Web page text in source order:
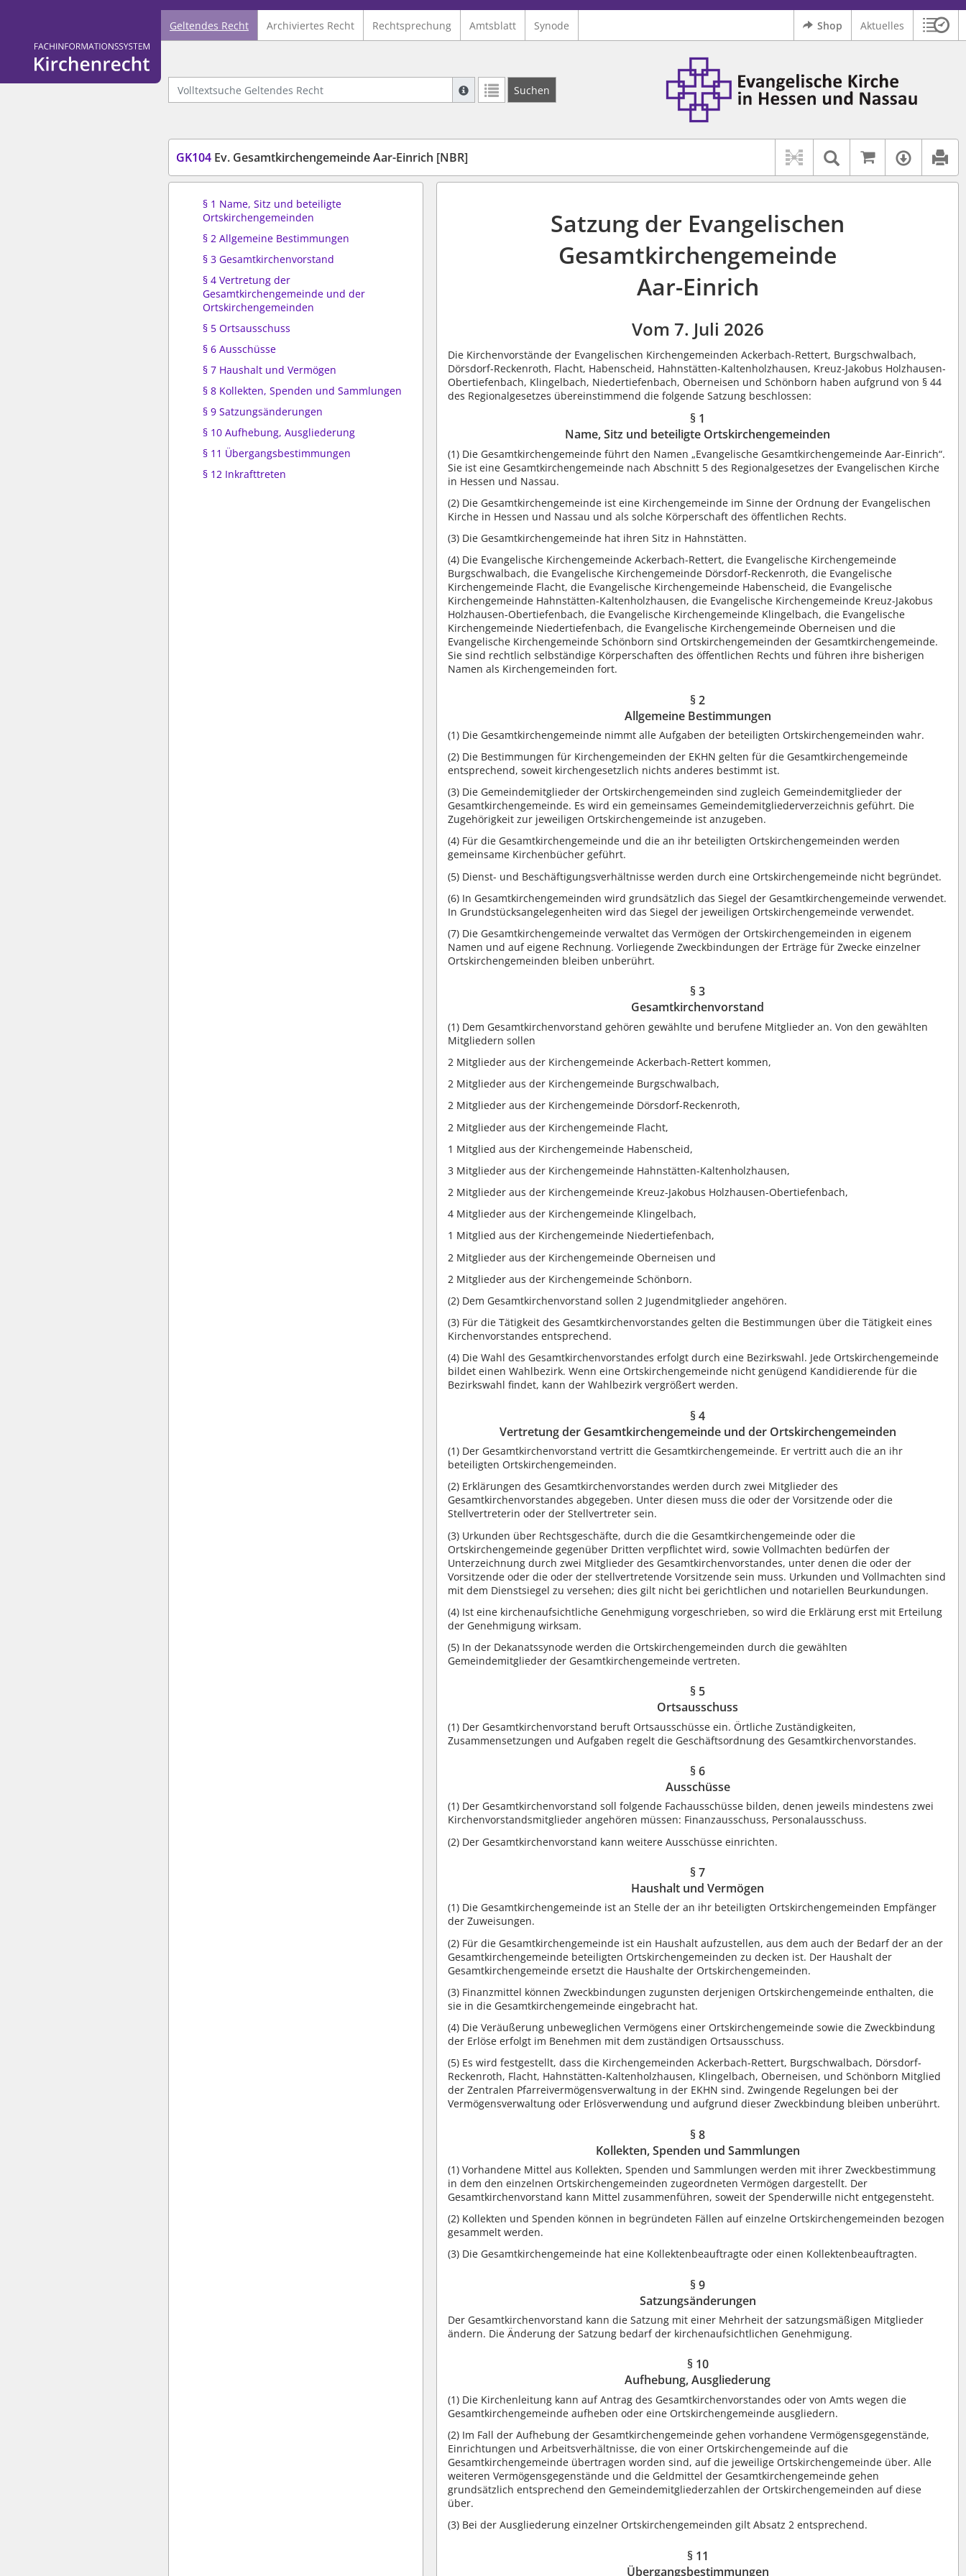
Logo Fachinformationssystem Kirchenrecht
Geltendes Recht Archiviertes Recht Rechtsprechung Amtsblatt Synode Shop Aktuelles
Volltextsuche Geltendes Recht
Suche mit Platzhalter "*", Bsp. Pfarrer*, findet auch: "Pfarrerinitiative" oder "Pfarrerausschuss".
Weitere Suchoperatoren finden Sie in unserer Hilfe.
Suchen
Logo Ev. Kirche in Hessen und Nassau
GK104 Ev. Gesamtkirchengemeinde Aar-Einrich [NBR] Textsuche im
Auf
§ 1 Name, Sitz und beteiligte
Ortskirchengemeinden
§ 2 Allgemeine Bestimmungen
§ 3 Gesamtkirchenvorstand
§ 4 Vertretung der
Gesamtkirchengemeinde und der
Ortskirchengemeinden
§ 5 Ortsausschuss
§ 6 Ausschüsse
§ 7 Haushalt und Vermögen
§ 8 Kollekten, Spenden und Sammlungen
§ 9 Satzungsänderungen
§ 10 Aufhebung, Ausgliederung
§ 11 Übergangsbestimmungen
§ 12 Inkrafttreten
Satzung der Evangelischen
Gesamtkirchengemeinde
Aar-Einrich
Vom 7. Juli 2026
Die Kirchenvorstände der Evangelischen Kirchengemeinden Ackerbach-Rettert, Burgschwalbach,
Dörsdorf-Reckenroth, Flacht, Habenscheid, Hahnstätten-Kaltenholzhausen, Kreuz-Jakobus Holzhausen-
Obertiefenbach, Klingelbach, Niedertiefenbach, Oberneisen und Schönborn haben aufgrund von § 44
des Regionalgesetzes übereinstimmend die folgende Satzung beschlossen:
§ 1
Name, Sitz und beteiligte Ortskirchengemeinden
(1) Die Gesamtkirchengemeinde führt den Namen „Evangelische Gesamtkirchengemeinde Aar-Einrich“.
Sie ist eine Gesamtkirchengemeinde nach Abschnitt 5 des Regionalgesetzes der Evangelischen Kirche
in Hessen und Nassau.
(2) Die Gesamtkirchengemeinde ist eine Kirchengemeinde im Sinne der Ordnung der Evangelischen
Kirche in Hessen und Nassau und als solche Körperschaft des öffentlichen Rechts.
(3) Die Gesamtkirchengemeinde hat ihren Sitz in Hahnstätten.
(4) Die Evangelische Kirchengemeinde Ackerbach-Rettert, die Evangelische Kirchengemeinde
Burgschwalbach, die Evangelische Kirchengemeinde Dörsdorf-Reckenroth, die Evangelische
Kirchengemeinde Flacht, die Evangelische Kirchengemeinde Habenscheid, die Evangelische
Kirchengemeinde Hahnstätten-Kaltenholzhausen, die Evangelische Kirchengemeinde Kreuz-Jakobus
Holzhausen-Obertiefenbach, die Evangelische Kirchengemeinde Klingelbach, die Evangelische
Kirchengemeinde Niedertiefenbach, die Evangelische Kirchengemeinde Oberneisen und die
Evangelische Kirchengemeinde Schönborn sind Ortskirchengemeinden der Gesamtkirchengemeinde.
Sie sind rechtlich selbständige Körperschaften des öffentlichen Rechts und führen ihre bisherigen
Namen als Kirchengemeinden fort.
§ 2
Allgemeine Bestimmungen
(1) Die Gesamtkirchengemeinde nimmt alle Aufgaben der beteiligten Ortskirchengemeinden wahr.
(2) Die Bestimmungen für Kirchengemeinden der EKHN gelten für die Gesamtkirchengemeinde
entsprechend, soweit kirchengesetzlich nichts anderes bestimmt ist.
(3) Die Gemeindemitglieder der Ortskirchengemeinden sind zugleich Gemeindemitglieder der
Gesamtkirchengemeinde. Es wird ein gemeinsames Gemeindemitgliederverzeichnis geführt. Die
Zugehörigkeit zur jeweiligen Ortskirchengemeinde ist anzugeben.
(4) Für die Gesamtkirchengemeinde und die an ihr beteiligten Ortskirchengemeinden werden
gemeinsame Kirchenbücher geführt.
(5) Dienst- und Beschäftigungsverhältnisse werden durch eine Ortskirchengemeinde nicht begründet.
(6) In Gesamtkirchengemeinden wird grundsätzlich das Siegel der Gesamtkirchengemeinde verwendet.
In Grundstücksangelegenheiten wird das Siegel der jeweiligen Ortskirchengemeinde verwendet.
(7) Die Gesamtkirchengemeinde verwaltet das Vermögen der Ortskirchengemeinden in eigenem
Namen und auf eigene Rechnung. Vorliegende Zweckbindungen der Erträge für Zwecke einzelner
Ortskirchengemeinden bleiben unberührt.
§ 3
Gesamtkirchenvorstand
(1) Dem Gesamtkirchenvorstand gehören gewählte und berufene Mitglieder an. Von den gewählten
Mitgliedern sollen
2 Mitglieder aus der Kirchengemeinde Ackerbach-Rettert kommen,
2 Mitglieder aus der Kirchengemeinde Burgschwalbach,
2 Mitglieder aus der Kirchengemeinde Dörsdorf-Reckenroth,
2 Mitglieder aus der Kirchengemeinde Flacht,
1 Mitglied aus der Kirchengemeinde Habenscheid,
3 Mitglieder aus der Kirchengemeinde Hahnstätten-Kaltenholzhausen,
2 Mitglieder aus der Kirchengemeinde Kreuz-Jakobus Holzhausen-Obertiefenbach,
4 Mitglieder aus der Kirchengemeinde Klingelbach,
1 Mitglied aus der Kirchengemeinde Niedertiefenbach,
2 Mitglieder aus der Kirchengemeinde Oberneisen und
2 Mitglieder aus der Kirchengemeinde Schönborn.
(2) Dem Gesamtkirchenvorstand sollen 2 Jugendmitglieder angehören.
(3) Für die Tätigkeit des Gesamtkirchenvorstandes gelten die Bestimmungen über die Tätigkeit eines
Kirchenvorstandes entsprechend.
(4) Die Wahl des Gesamtkirchenvorstandes erfolgt durch eine Bezirkswahl. Jede Ortskirchengemeinde
bildet einen Wahlbezirk. Wenn eine Ortskirchengemeinde nicht genügend Kandidierende für die
Bezirkswahl findet, kann der Wahlbezirk vergrößert werden.
§ 4
Vertretung der Gesamtkirchengemeinde und der Ortskirchengemeinden
(1) Der Gesamtkirchenvorstand vertritt die Gesamtkirchengemeinde. Er vertritt auch die an ihr
beteiligten Ortskirchengemeinden.
(2) Erklärungen des Gesamtkirchenvorstandes werden durch zwei Mitglieder des
Gesamtkirchenvorstandes abgegeben. Unter diesen muss die oder der Vorsitzende oder die
Stellvertreterin oder der Stellvertreter sein.
(3) Urkunden über Rechtsgeschäfte, durch die die Gesamtkirchengemeinde oder die
Ortskirchengemeinde gegenüber Dritten verpflichtet wird, sowie Vollmachten bedürfen der
Unterzeichnung durch zwei Mitglieder des Gesamtkirchenvorstandes, unter denen die oder der
Vorsitzende oder die oder der stellvertretende Vorsitzende sein muss. Urkunden und Vollmachten sind
mit dem Dienstsiegel zu versehen; dies gilt nicht bei gerichtlichen und notariellen Beurkundungen.
(4) Ist eine kirchenaufsichtliche Genehmigung vorgeschrieben, so wird die Erklärung erst mit Erteilung
der Genehmigung wirksam.
(5) In der Dekanatssynode werden die Ortskirchengemeinden durch die gewählten
Gemeindemitglieder der Gesamtkirchengemeinde vertreten.
§ 5
Ortsausschuss
(1) Der Gesamtkirchenvorstand beruft Ortsausschüsse ein. Örtliche Zuständigkeiten,
Zusammensetzungen und Aufgaben regelt die Geschäftsordnung des Gesamtkirchenvorstandes.
§ 6
Ausschüsse
(1) Der Gesamtkirchenvorstand soll folgende Fachausschüsse bilden, denen jeweils mindestens zwei
Kirchenvorstandsmitglieder angehören müssen: Finanzausschuss, Personalausschuss.
(2) Der Gesamtkirchenvorstand kann weitere Ausschüsse einrichten.
§ 7
Haushalt und Vermögen
(1) Die Gesamtkirchengemeinde ist an Stelle der an ihr beteiligten Ortskirchengemeinden Empfänger
der Zuweisungen.
(2) Für die Gesamtkirchengemeinde ist ein Haushalt aufzustellen, aus dem auch der Bedarf der an der
Gesamtkirchengemeinde beteiligten Ortskirchengemeinden zu decken ist. Der Haushalt der
Gesamtkirchengemeinde ersetzt die Haushalte der Ortskirchengemeinden.
(3) Finanzmittel können Zweckbindungen zugunsten derjenigen Ortskirchengemeinde enthalten, die
sie in die Gesamtkirchengemeinde eingebracht hat.
(4) Die Veräußerung unbeweglichen Vermögens einer Ortskirchengemeinde sowie die Zweckbindung
der Erlöse erfolgt im Benehmen mit dem zuständigen Ortsausschuss.
(5) Es wird festgestellt, dass die Kirchengemeinden Ackerbach-Rettert, Burgschwalbach, Dörsdorf-
Reckenroth, Flacht, Hahnstätten-Kaltenholzhausen, Klingelbach, Oberneisen, und Schönborn Mitglied
der Zentralen Pfarreivermögensverwaltung in der EKHN sind. Zwingende Regelungen bei der
Vermögensverwaltung oder Erlösverwendung und aufgrund dieser Zweckbindung bleiben unberührt.
§ 8
Kollekten, Spenden und Sammlungen
(1) Vorhandene Mittel aus Kollekten, Spenden und Sammlungen werden mit ihrer Zweckbestimmung
in dem den einzelnen Ortskirchengemeinden zugeordneten Vermögen dargestellt. Der
Gesamtkirchenvorstand kann Mittel zusammenführen, soweit der Spenderwille nicht entgegensteht.
(2) Kollekten und Spenden können in begründeten Fällen auf einzelne Ortskirchengemeinden bezogen
gesammelt werden.
(3) Die Gesamtkirchengemeinde hat eine Kollektenbeauftragte oder einen Kollektenbeauftragten.
§ 9
Satzungsänderungen
Der Gesamtkirchenvorstand kann die Satzung mit einer Mehrheit der satzungsmäßigen Mitglieder
ändern. Die Änderung der Satzung bedarf der kirchenaufsichtlichen Genehmigung.
§ 10
Aufhebung, Ausgliederung
(1) Die Kirchenleitung kann auf Antrag des Gesamtkirchenvorstandes oder von Amts wegen die
Gesamtkirchengemeinde aufheben oder eine Ortskirchengemeinde ausgliedern.
(2) Im Fall der Aufhebung der Gesamtkirchengemeinde gehen vorhandene Vermögensgegenstände,
Einrichtungen und Arbeitsverhältnisse, die von einer Ortskirchengemeinde auf die
Gesamtkirchengemeinde übertragen worden sind, auf die jeweilige Ortskirchengemeinde über. Alle
weiteren Vermögensgegenstände und die Geldmittel der Gesamtkirchengemeinde gehen
grundsätzlich entsprechend den Gemeindemitgliederzahlen der Ortskirchengemeinden auf diese
über.
(3) Bei der Ausgliederung einzelner Ortskirchengemeinden gilt Absatz 2 entsprechend.
§ 11
Übergangsbestimmungen